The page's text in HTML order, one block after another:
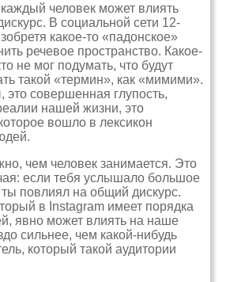
человек может влиять
В социальной сети 12-
какое-то «падонское»
речевое пространство. Какое-
не мог подумать, что будут
такой «термин», как «мимими».
это совершенная глупость,
нашей жизни, это
вошло в лексикон
чем человек занимается. Это
если тебя услышало большое
повлиял на общий дискурс.
в Instagram имеет порядка
явно может влиять на наше
сильнее, чем какой-нибудь
который такой аудитории